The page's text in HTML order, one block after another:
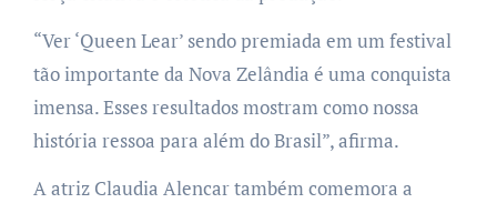
“Ver ‘Queen Lear’ sendo premiada em um festival
tão importante da Nova Zelândia é uma conquista
imensa. Esses resultados mostram como nossa
história ressoa para além do Brasil”, afirma.
A atriz Claudia Alencar também comemora a